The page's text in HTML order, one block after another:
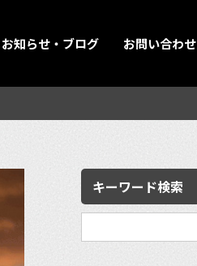
お知らせ・ブログ お問い合わせ
キーワード検索
検